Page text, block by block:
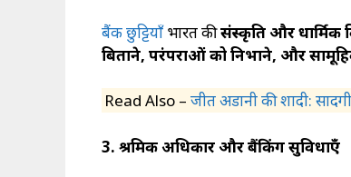
बैंक छुट्टियाँभारत कीसंस्कृति और धार्मिक
बिताने, परंपराओं को निभाने, और
Read Also – जीत अडानी की शादी:
3. श्रमिक अधिकार और बैंकिंग सुविधाएँ